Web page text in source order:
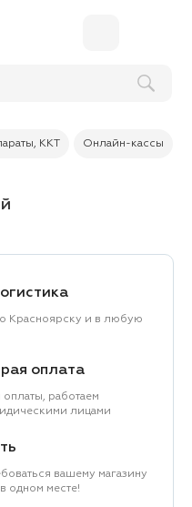
ККТ Онлайн-кассы
Красноярску и в любую
оплата
работаем
лицами
вашему магазину
одном месте!